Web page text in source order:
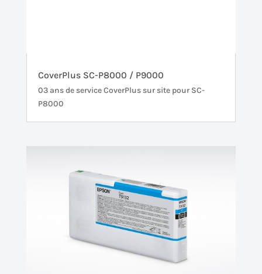
CoverPlus SC-P8000 / P9000
03 ans de service CoverPlus sur site pour SC-
P8000